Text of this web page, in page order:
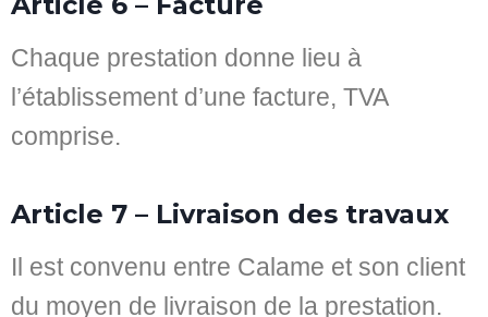
Chaque prestation donne lieu à
l’établissement d’une facture, TVA
comprise.
Article 7 – Livraison des travaux
Il est convenu entre Calame et son client
du moyen de livraison de la prestation.